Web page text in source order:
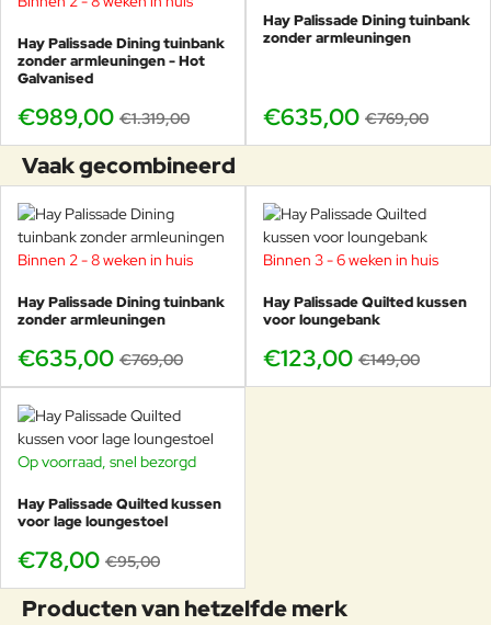
Hay Palissade Dining tuinbank
zonder armleuningen - Hot
Galvanised
€989,00 €1.319,00
Hay Palissade Dining tuinbank
zonder armleuningen
€635,00 €769,00
Vaak gecombineerd
-17%
Binnen 2 - 8 weken in huis
Hay Palissade Dining tuinbank
zonder armleuningen
€635,00 €769,00
-17%
Binnen 3 - 6 weken in huis
Hay Palissade Quilted kussen
voor loungebank
€123,00 €149,00
-18%
Op voorraad, snel bezorgd
Hay Palissade Quilted kussen
voor lage loungestoel
€78,00 €95,00
Producten van hetzelfde merk